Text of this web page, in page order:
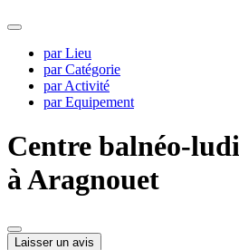
par Lieu
par Catégorie
par Activité
par Equipement
Centre balnéo-
à Aragnouet
Laisser un avis